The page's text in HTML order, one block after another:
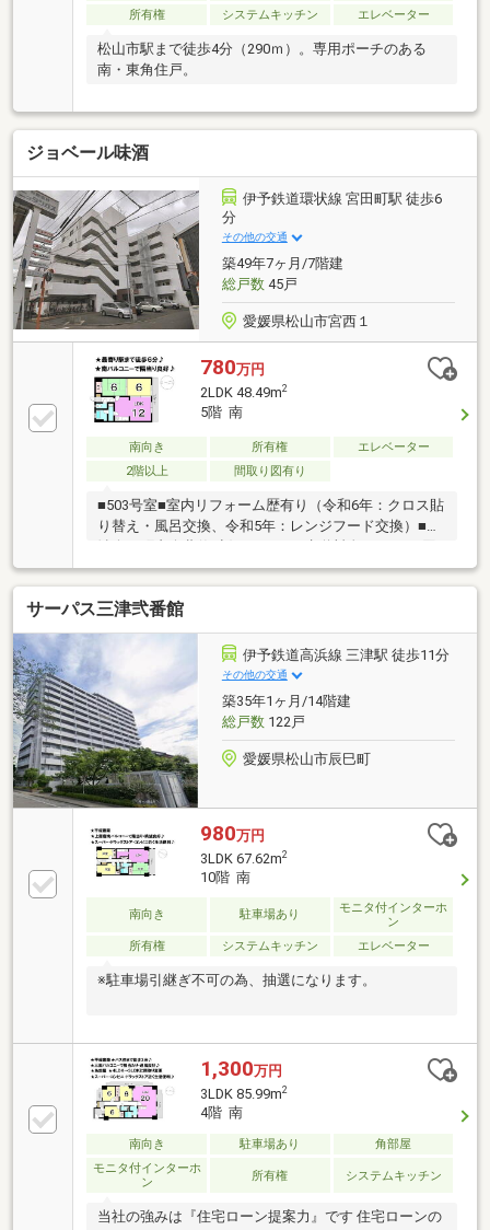
所有権
システムキッチン エレベーター
松山市駅まで徒歩4分（290ｍ）。専用ポーチのある
南・東角住戸。
ジョベール味酒
伊予鉄道環状線 宮田町駅 徒歩6
分
その他の交通
築49年7ヶ月/7階建
総戸数45戸
愛媛県松山市宮西１
780万円
2LDK 48.49m2
5階 南
南向き 所有権
エレベーター
2階以上
間取り図有り
■503号室■室内リフォーム歴有り（令和6年：クロス貼
り替え・風呂交換、令和5年：レンジフード交換）■自
徴収※駐車場の空き状況は都度要確認（7、000円/月）
サーパス三津弐番館
伊予鉄道高浜線 三津駅 徒歩11分
その他の交通
築35年1ヶ月/14階建
総戸数122戸
愛媛県松山市辰巳町
980万円
3LDK 67.62m2
10階 南
南向き 駐車場あり
モニタ付インターホ
ン
所有権
システムキッチン エレベーター
※駐車場引継ぎ不可の為、抽選になります。
1,300万円
3LDK 85.99m2
4階 南
南向き 駐車場あり
角部屋
モニタ付インターホ
ン
所有権 システムキッチン
当社の強みは『住宅ローン提案力』です 住宅ローンの